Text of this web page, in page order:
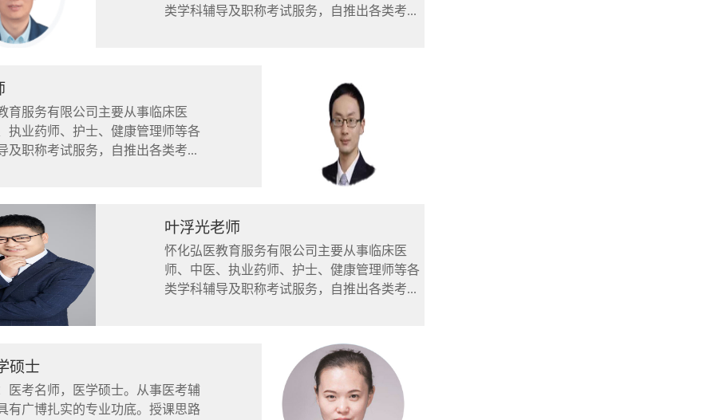
类学科辅导及职称考试服务，自推出各类考...
育服务有限公司主要从事临床医
执业药师、护士、健康管理师等各
及职称考试服务，自推出各类考...
叶浮光老师
怀化弘医教育服务有限公司主要从事临床医
师、中医、执业药师、护士、健康管理师等各
类学科辅导及职称考试服务，自推出各类考...
硕士
名师，医学硕士。从事医考辅
有广博扎实的专业功底。授课思路